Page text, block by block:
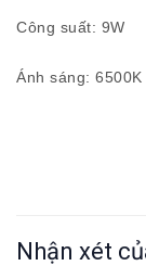
Công suất: 9W
Ánh sáng: 6500K
Nhận xét